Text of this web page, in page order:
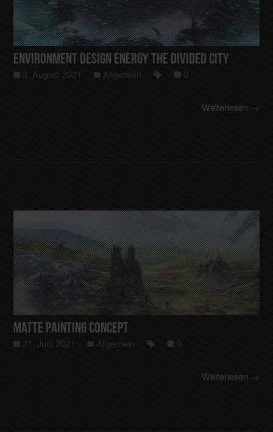
Environment Design Energy the divided City
3. August 2021 Allgemein 0
Weiterlesen →
Matte Painting Concept
21. Juni 2021 Allgemein 0
Weiterlesen →